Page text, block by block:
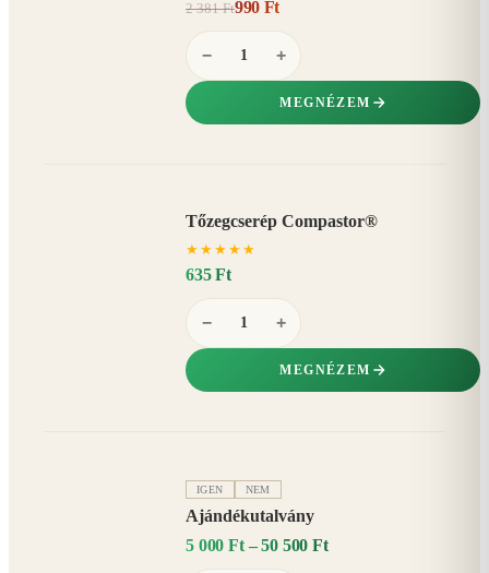
2 381 Ft990 Ft
− +
MEGNÉZEM
Tőzegcserép Compastor®
★ ★ ★ ★ ★
635 Ft
− +
MEGNÉZEM
IGEN NEM
Ajándékutalvány
5 000 Ft – 50 500 Ft